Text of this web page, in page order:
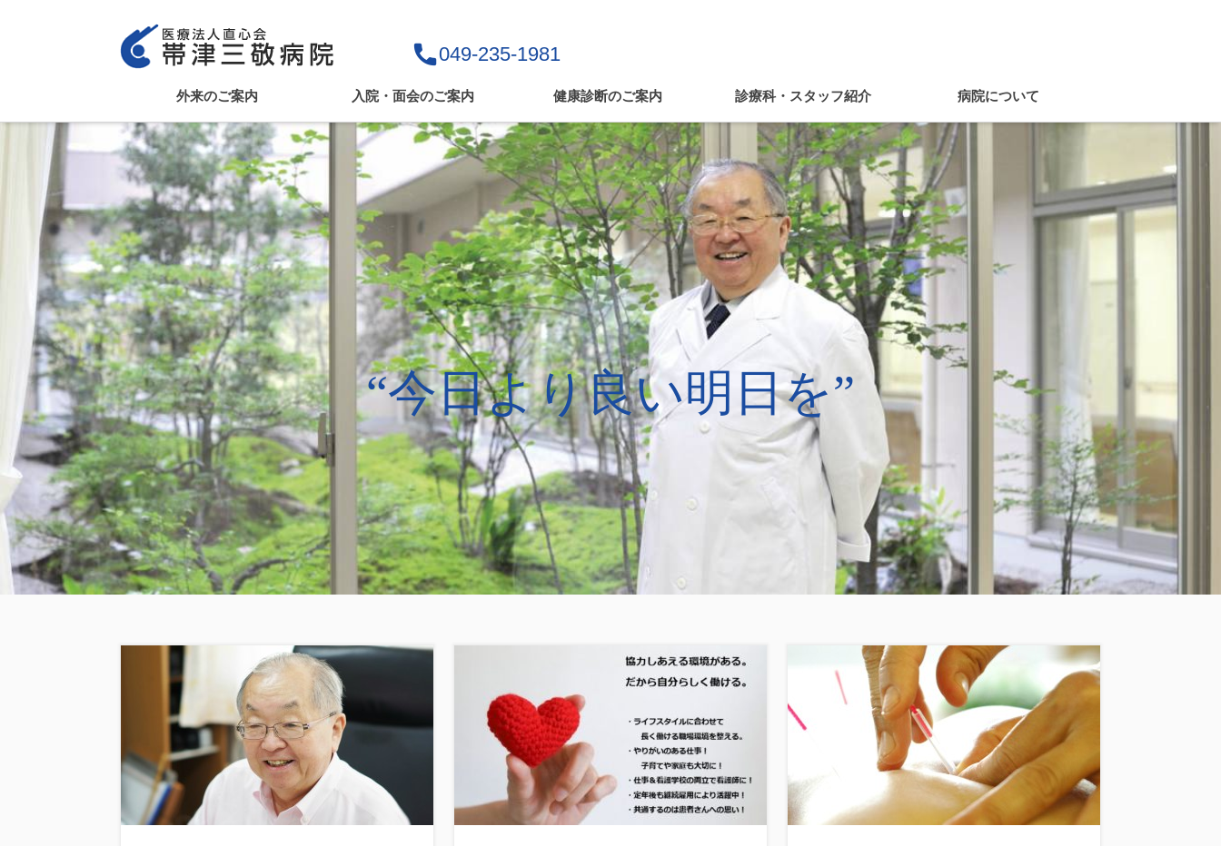
phone049-235-1981
外来のご案内 診療科のご紹介 外来担当表
来
専門外来 代替療法
各種制度のご案内
各種書類の受付 お問い合わせ メインイメージ メインイメージ トップページ
keyboard_arrow_right医療関係者様へ keyboard_arrow_right お問い合わせ
外来のご案内 入院・面会のご案内 健康診断のご案内 診療科・スタッフ紹介 病院について
“今日より良い明日を”